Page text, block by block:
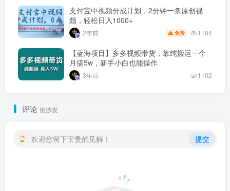
支付宝中视频分成计划，2分钟一条原创视
频，轻松日入1000+
2年前 免费 1184
【蓝海项目】多多视频带货，靠纯搬运一个
月搞5w，新手小白也能操作
3年前 1102
评论 抢沙发
欢迎您留下宝贵的见解！ 提交